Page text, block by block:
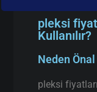
pleksi
Kullanılır?
Neden
pleksi